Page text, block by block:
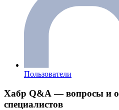
Пользователи
Хабр Q&A — вопросы и
специалистов